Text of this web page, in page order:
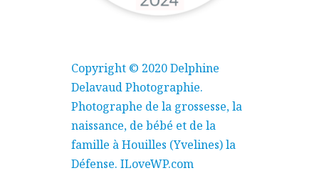
Copyright © 2020 Delphine
Delavaud Photographie.
Photographe de la grossesse, la
naissance, de bébé et de la
famille à Houilles (Yvelines) la
Défense. ILoveWP.com